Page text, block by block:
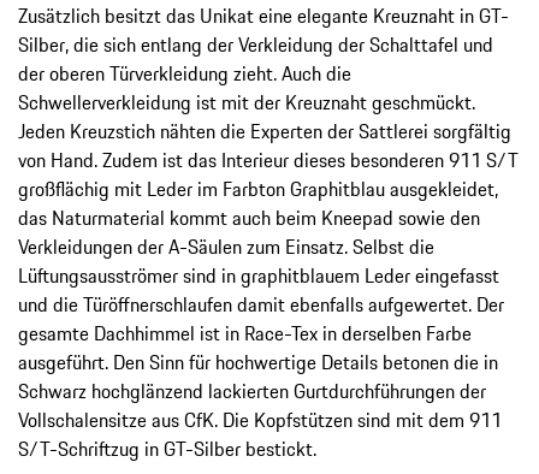
Zusätzlich besitzt das Unikat eine elegante Kreuznaht in GT-
Silber, die sich entlang der Verkleidung der Schalttafel und
der oberen Türverkleidung zieht. Auch die
Schwellerverkleidung ist mit der Kreuznaht geschmückt.
Jeden Kreuzstich nähten die Experten der Sattlerei sorgfältig
von Hand. Zudem ist das Interieur dieses besonderen 911 S/T
großflächig mit Leder im Farbton Graphitblau ausgekleidet,
das Naturmaterial kommt auch beim Kneepad sowie den
Verkleidungen der A-Säulen zum Einsatz. Selbst die
Lüftungsausströmer sind in graphitblauem Leder eingefasst
und die Türöffnerschlaufen damit ebenfalls aufgewertet. Der
gesamte Dachhimmel ist in Race-Tex in derselben Farbe
ausgeführt. Den Sinn für hochwertige Details betonen die in
Schwarz hochglänzend lackierten Gurtdurchführungen der
Vollschalensitze aus CfK. Die Kopfstützen sind mit dem 911
S/T-Schriftzug in GT-Silber bestickt.